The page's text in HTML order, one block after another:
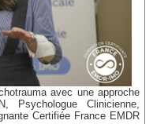
avec une approche
Psychologue Clinicienne,
Certifiée France EMDR